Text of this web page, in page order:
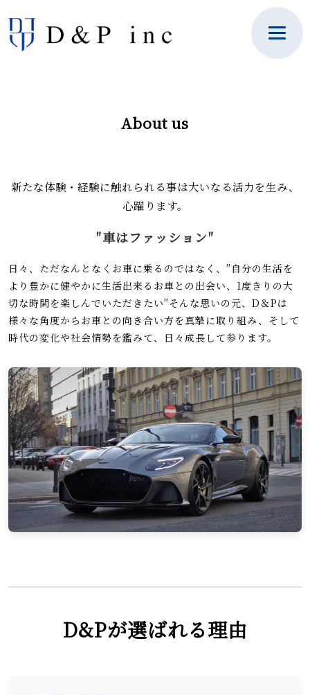
About us
新たな体験・経験に触れられる事は大いなる活力を生み、
心躍ります。
″車はファッション″
日々、ただなんとなくお車に乗るのではなく、″自分の生活を
より豊かに健やかに生活出来るお車との出会い、1度きりの大
切な時間を楽しんでいただきたい″そんな思いの元、D＆Pは
様々な角度からお車との向き合い方を真摯に取り組み、そして
時代の変化や社会情勢を鑑みて、日々成長して参ります。
D&Pが選ばれる理由